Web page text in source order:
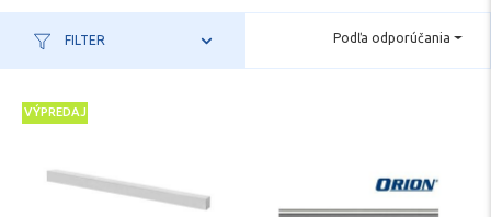
FILTER Podľa odporúčania
VÝPREDAJ